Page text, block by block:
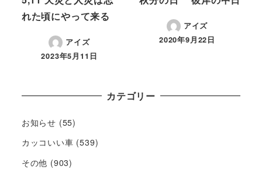
れた頃にやって来る
アイズ
2023年5月11日
アイズ
2020年9月22日
カテゴリー
お知らせ (55)
カッコいい車 (539)
その他 (903)